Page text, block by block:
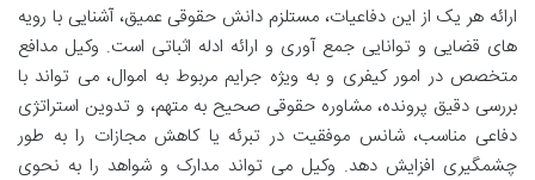
ارائه هر یک از این دفاعیات، مستلزم دانش حقوقی عمیق، آشنایی با رویه
های قضایی و توانایی جمع آوری و ارائه ادله اثباتی است. وکیل مدافع
متخصص در امور کیفری و به ویژه جرایم مربوط به اموال، می تواند با
بررسی دقیق پرونده، مشاوره حقوقی صحیح به متهم، و تدوین استراتژی
دفاعی مناسب، شانس موفقیت در تبرئه یا کاهش مجازات را به طور
چشمگیری افزایش دهد. وکیل می تواند مدارک و شواهد را به نحوی